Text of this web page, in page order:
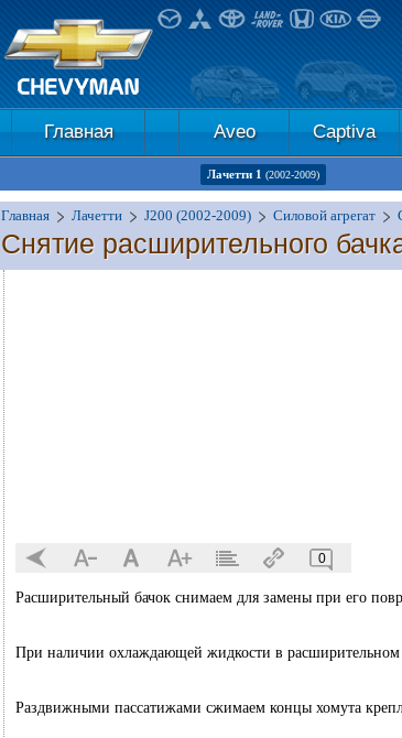
Главная Aveo Captiva
Лачетти 1 (2002-2009)
Главная Лачетти J200 (2002-2009) Силовой агрегат
Снятие расширительного
0
Расширительный бачок снимаем для замены при его
При наличии охлаждающей жидкости в расширительном
Раздвижными пассатижами сжимаем концы хомута